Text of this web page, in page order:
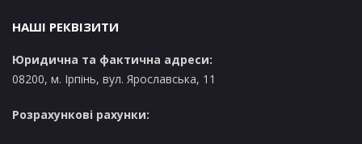
НАШІ РЕКВІЗИТИ
Юридична та фактична адреси:
08200, м. Ірпінь, вул. Ярославська, 11
Розрахункові рахунки: